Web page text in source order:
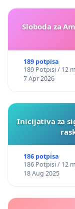
Sloboda za
189 potpisa
189 Potpisi / 12
7 Apr 2026
Inicijativa za
186 potpisa
186 Potpisi / 12
18 Aug 2025